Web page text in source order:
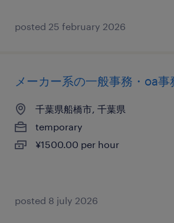
posted 25 february 2026
メーカー系の一般事務・oa事
千葉県船橋市, 千葉県
temporary
¥1500.00 per hour
posted 8 july 2026